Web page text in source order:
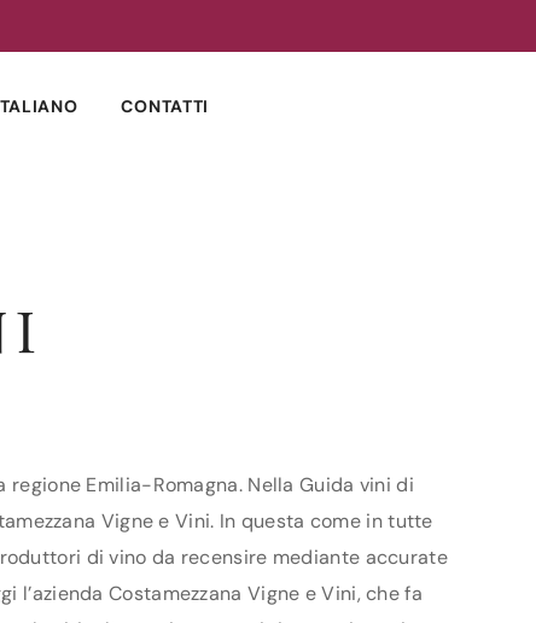
CONTATTI
Emilia-Romagna. Nella Guida vini di
Vigne e Vini. In questa come in tutte
di vino da recensire mediante accurate
Costamezzana Vigne e Vini, che fa